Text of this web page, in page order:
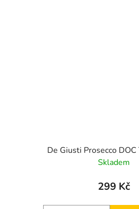
De Giusti Prosecco
Skladem
299 Kč